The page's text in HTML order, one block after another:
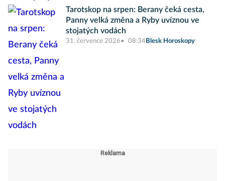
Tarotskop na srpen: Berany čeká cesta,
Panny velká změna a Ryby uvíznou ve
stojatých vodách
31. července 2026 08:34 Blesk Horoskopy